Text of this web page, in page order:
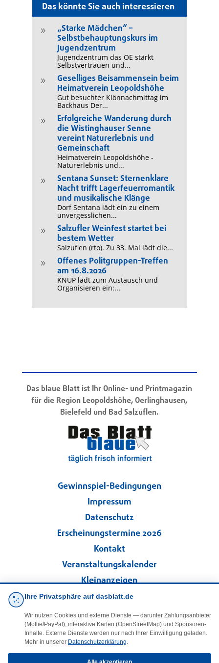
Das könnte Sie auch interessieren
9
„Starke Mädchen“ –
Selbstbehauptungskurs im
Jugendzentrum
Jugendzentrum das OE stärkt
Selbstvertrauen und...
9
Geselliges Beisammensein beim
Heimatverein Leopoldshöhe
Gut besuchter Klönnachmittag im
Backhaus Der...
9
Erfolgreiche Wanderung durch
die Wistinghauser Senne
vereint Naturerlebnis und
Gemeinschaft
Heimatverein Leopoldshöhe -
Naturerlebnis und...
9
Sentana Sunset: Sternenklare
Nacht trifft Lagerfeuerromantik
und musikalische Klänge
Dorf Sentana lädt ein zu einem
unvergesslichen...
9
Salzufler Weinfest startet bei
bestem Wetter
Salzuflen (rto). Zu 33. Mal lädt die...
9
Offenes Politgruppen-Treffen
am 16.8.2026
KNUP lädt zum Austausch und
Organisieren ein:...
Das blaue Blatt ist Ihr Online- und Printmagazin
für die Region Leopoldshöhe, Oerlinghausen,
Bielefeld und Bad Salzuflen.
Gewinnspiel-Bedingungen
Impressum
Datenschutz
Erscheinungstermine 2026
Kontakt
Veranstaltungskalender
Kleinanzeigen
Folgen Sie uns!
Ihre Privatsphäre auf dasblatt.de
Wir nutzen Cookies und externe Dienste — darunter Zahlungsanbieter
(Mollie/PayPal), interaktive Karten (OpenStreetMap) und Sponsoren-
Inhalte. Externe Dienste werden nur nach Ihrer Einwilligung geladen.
Mehr in unserer Datenschutzerklärung.